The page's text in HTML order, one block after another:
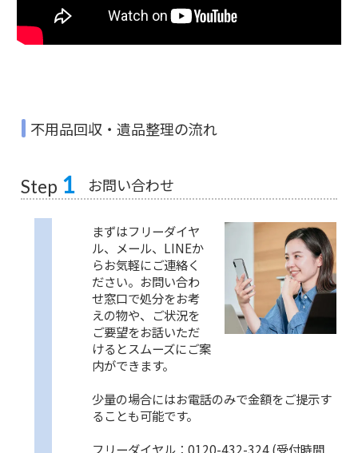
不用品回収・遺品整理の流れ
Step 1 お問い合わせ
まずはフリーダイヤ
ル、メール、LINEか
らお気軽にご連絡く
ださい。お問い合わ
せ窓口で処分をお考
えの物や、ご状況を
ご要望をお話いただ
けるとスムーズにご案
内ができます。
少量の場合にはお電話のみで金額をご提示す
ることも可能です。
フリーダイヤル：0120-432-324 (受付時間